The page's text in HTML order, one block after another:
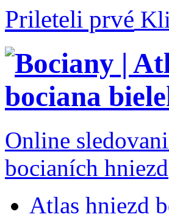
Prileteli prvé
Online
bocianích hniezd
Atlas hniezd